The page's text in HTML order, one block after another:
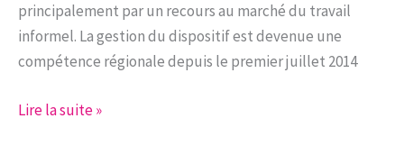
principalement par un recours au marché du travail
informel. La gestion du dispositif est devenue une
compétence régionale depuis le premier juillet 2014
Note
Lire la suite »